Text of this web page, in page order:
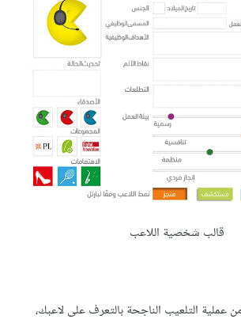
قالب شخصية اللاعب
عملية التلعيب الناجحة بالتعرف على لاعبك،